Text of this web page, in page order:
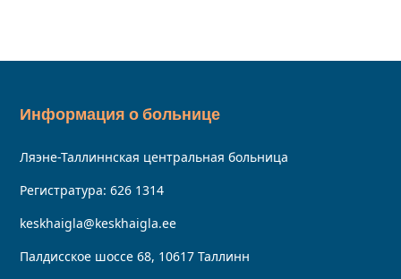
Информация о больнице
Ляэне-Таллиннская центральная больница
Регистратура:626 1314
keskhaigla@keskhaigla.ee
Палдисское шоссе 68, 10617 Таллинн